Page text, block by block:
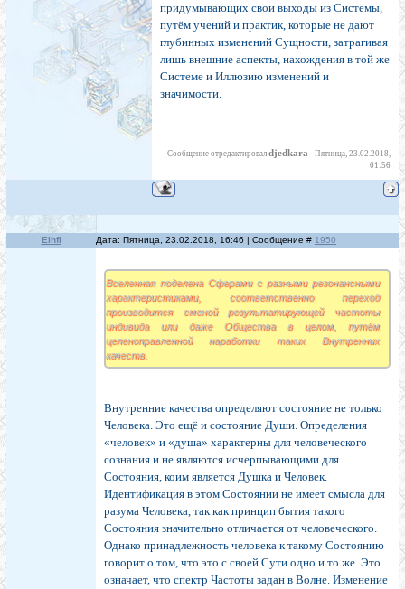
придумывающих свои выходы из Системы,
путём учений и практик, которые не дают
глубинных изменений Сущности, затрагивая
лишь внешние аспекты, нахождения в той же
Системе и Иллюзию изменений и
значимости.
Сообщение отредактировал djedkara - Пятница, 23.02.2018,
01:56
Elhfi Дата: Пятница, 23.02.2018, 16:46 | Сообщение # 1950
Вселенная поделена Сферами с разными резонансными
характеристиками, соответственно переход
производится сменой результатирующей частоты
индивида или даже Общества в целом, путём
целеноправленной наработки таких Внутренних
качеств.
Внутренние качества определяют состояние не только
Человека. Это ещё и состояние Души. Определения
«человек» и «душа» характерны для человеческого
сознания и не являются исчерпывающими для
Состояния, коим является Душка и Человек.
Идентификация в этом Состоянии не имеет смысла для
разума Человека, так как принцип бытия такого
Состояния значительно отличается от человеческого.
Однако принадлежность человека к такому Состоянию
говорит о том, что это с своей Сути одно и то же. Это
означает, что спектр Частоты задан в Волне. Изменение